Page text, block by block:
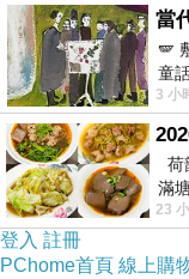
在那不能用家裡煮
要
我無法理解就是
為何不改個念
有一回廚房阿姨跟
🪽
童
翼
3 小
荷
滿
幽
23
登入 註冊
PChome首頁 線上購